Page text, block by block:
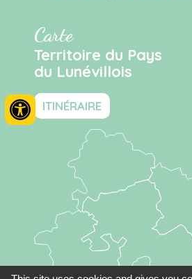
Carte
Territoire du Pays
du Lunévillois
ITINÉRAIRE